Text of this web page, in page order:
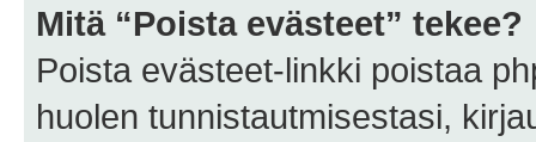
Mitä “Poista evästeet” tekee?
Poista evästeet-linkki poistaa
huolen tunnistautmisestasi,